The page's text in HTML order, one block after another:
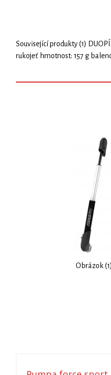
Související produkty (1)
rukojeť hmotnost: 157 g
Obrázok (1)